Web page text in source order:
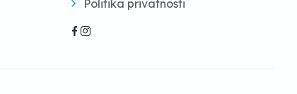
Politika privatnosti